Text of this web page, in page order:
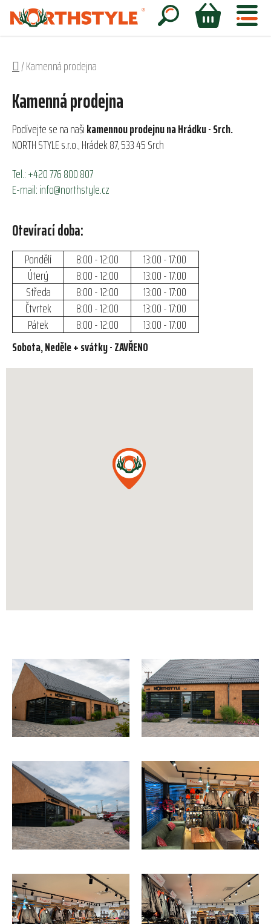
Přejít
obsah
Hledat
NÁKUPNÍ
Domů
/Kamenná prodejna
Kamenná prodejna
Podívejte se na našikamennou prodejnu na Hrádku - Srch.
NORTH STYLE s.r.o., Hrádek 87, 533 45 Srch
Tel.: +420 776 800 807
E-mail: info@northstyle.cz
Otevírací doba:
Pondělí 8:00 - 12:00
13:00 - 17:00
Úterý
8:00 - 12:00
13:00 - 17:00
Středa
8:00 - 12:00
13:00 - 17:00
Čtvrtek
8:00 - 12:00
13:00 - 17:00
Pátek
8:00 - 12:00
13:00 - 17:00
Sobota, Neděle + svátky - ZAVŘENO